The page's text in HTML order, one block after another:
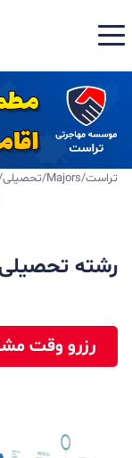
تراست/
Majors
/تحصیلی
رشته تحصیلی
رزرو وقت